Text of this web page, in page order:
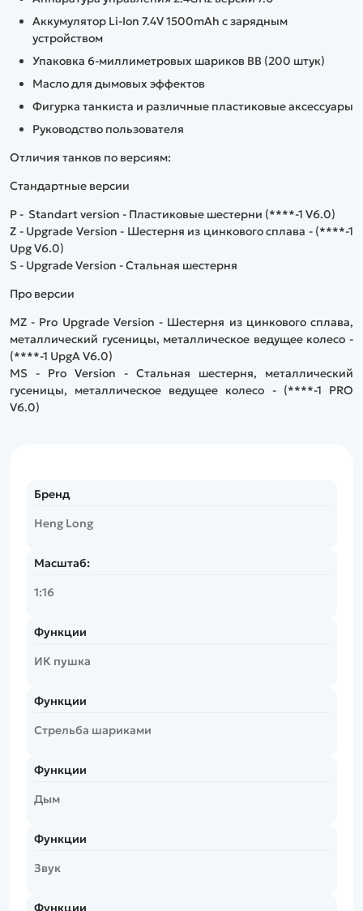
Аккумулятор Li-Ion 7.4V 1500mAh с зарядным
устройством
Упаковка 6-миллиметровых шариков ВВ (200 штук)
Масло для дымовых эффектов
Фигурка танкиста и различные пластиковые аксессуары
Руководство пользователя
Отличия танков по версиям:
Стандартные версии
P - Standart version - Пластиковые шестерни (****-1 V6.0)
Z - Upgrade Version - Шестерня из цинкового сплава - (****-1
Upg V6.0)
S - Upgrade Version - Стальная шестерня
Про версии
MZ - Pro Upgrade Version - Шестерня из цинкового сплава,
металлический гусеницы, металлическое ведущее колесо -
(****-1 UpgA V6.0)
MS - Pro Version - Стальная шестерня, металлический
гусеницы, металлическое ведущее колесо - (****-1 PRO
V6.0)
Бренд
Heng Long
Масштаб:
1:16
Функции
ИК пушка
Функции
Стрельба шариками
Функции
Дым
Функции
Звук
Функции